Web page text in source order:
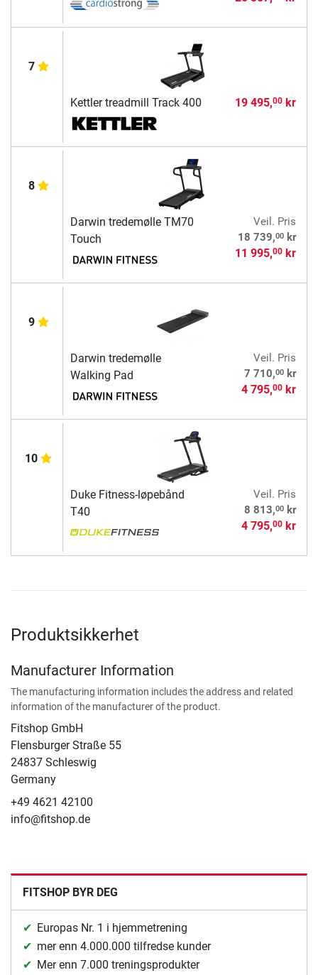
7
Kettler treadmill Track 400 19 495,00kr
8
Darwin tredemølle TM70
Touch
Veil. Pris
18 739,00kr
11 995,00kr
9
Darwin tredemølle
Walking Pad
Veil. Pris
7 710,00kr
4 795,00kr
10
Duke Fitness-løpebånd
T40
Veil. Pris
8 813,00kr
4 795,00kr
Produktsikkerhet
Manufacturer Information
The manufacturing information includes the address and related
information of the manufacturer of the product.
Fitshop GmbH
Flensburger Straße 55
24837 Schleswig
Germany
+49 4621 42100
info@fitshop.de
FITSHOP BYR DEG
Europas Nr. 1 i hjemmetrening
mer enn 4.000.000 tilfredse kunder
Mer enn 7.000 treningsprodukter